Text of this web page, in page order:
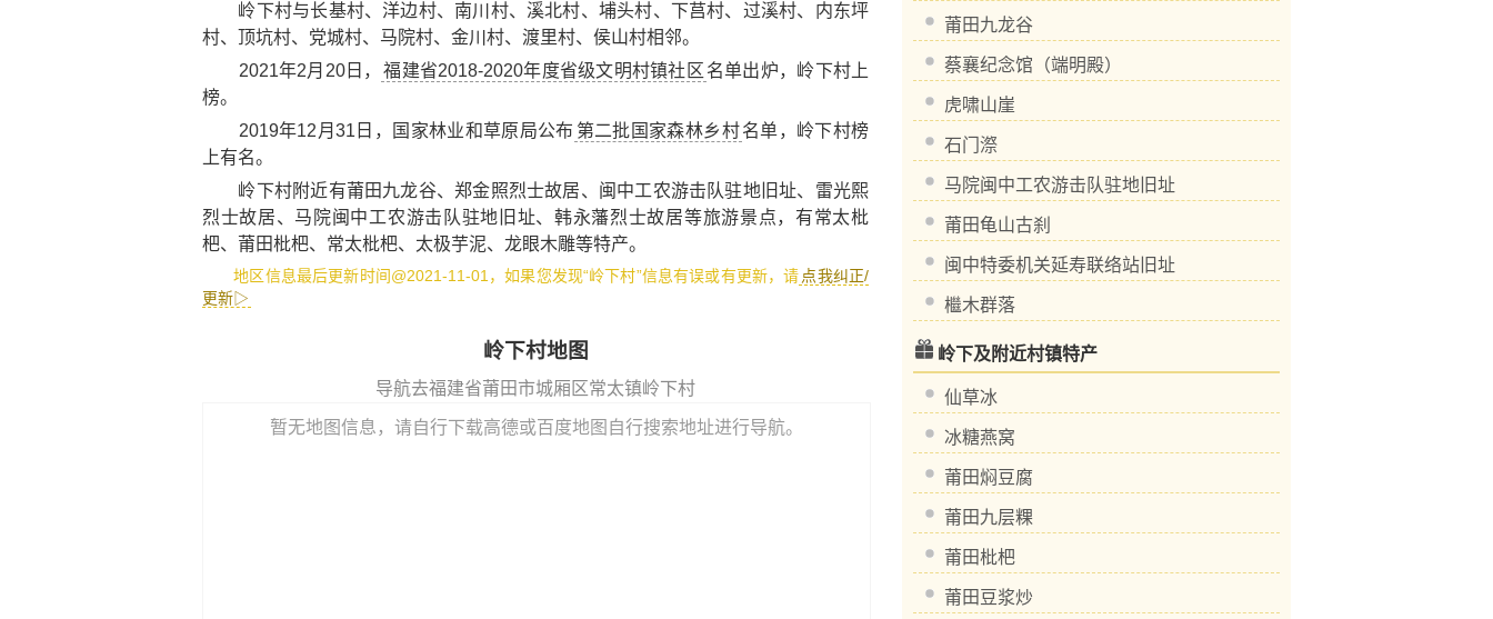
岭下村与长基村、洋边村、南川村、溪北村、埔头村、下莒村、过溪村、内东坪
村、顶坑村、党城村、马院村、金川村、渡里村、侯山村相邻。
2021年2月20日，
福建省2018-2020年度省级文明村镇社区 名单出炉，岭下村上
榜。
2019年12月31日，国家林业和草原局公布 第二批国家森林乡村名单，岭下村榜
上有名。
岭下村附近有莆田九龙谷、郑金照烈士故居、 闽中工农游击队驻地旧址、 雷光熙
烈士故居、 马院闽中工农游击队驻地旧址、韩永藩烈士故居等旅游景点，有常太枇
杷、 莆田枇杷、 常太枇杷、 太极芋泥、 龙眼木雕等特产。
地区信息最后更新时间@2021-11-01，如果您发现“岭下村”信息有误或有更新，请 点我纠正/
更新▷
岭下村地图
导航去福建省莆田市城厢区常太镇岭下村
暂无地图信息，请自行下载高德或百度地图自行搜索地址进行导航。
莆田九龙谷
蔡襄纪念馆（端明殿）
虎啸山崖
石门漈
马院闽中工农游击队驻地旧址
莆田龟山古刹
闽中特委机关延寿联络站旧址
檵木群落
岭下及附近村镇特产
仙草冰
冰糖燕窝
莆田焖豆腐
莆田九层粿
莆田枇杷
莆田豆浆炒